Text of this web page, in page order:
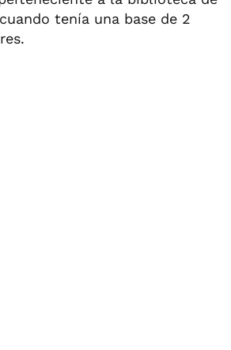
tenía una base de 2